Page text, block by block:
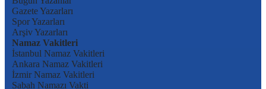
Gazete Yazarları
Spor Yazarları
Arşiv Yazarları
Namaz Vakitleri
İstanbul Namaz Vakitleri
Ankara Namaz Vakitleri
İzmir Namaz Vakitleri
Sabah Namazı Vakti